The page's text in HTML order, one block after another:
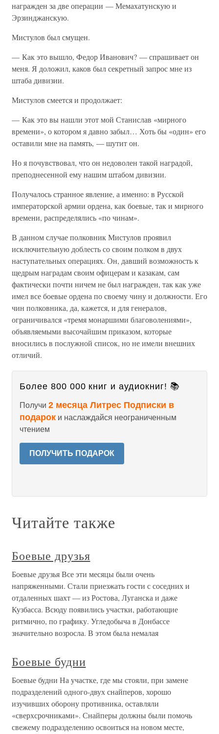
награжден за две операции — Мемахатунскую и
Эрзинджанскую.
Мистулов был смущен.
— Как это вышло, Федор Иванович? — спрашивает он
меня. Я доложил, каков был секретный запрос мне из
штаба дивизии.
Мистулов смеется и продолжает:
— Как это вы нашли этот мой Станислав «мирного
времени», о котором я давно забыл… Хоть бы «один» его
оставили мне на память, — шутит он.
Но я почувствовал, что он недоволен такой наградой,
преподнесенной ему нашим штабом дивизии.
Получалось странное явление, а именно: в Русской
императорской армии ордена, как боевые, так и мирного
времени, распределялись «по чинам».
В данном случае полковник Мистулов проявил
исключительную доблесть со своим полком в двух
наступательных операциях. Он, давший возможность к
щедрым наградам своим офицерам и казакам, сам
фактически почти ничем не был награжден, так как уже
имел все боевые ордена по своему чину и должности. Его
чин полковника, да, кажется, и для генералов,
ограничивался «тремя монаршими благоволениями»,
объявляемыми высочайшим приказом, которые
вносились в послужной список, но не имели внешних
отличий.
Более 800 000 книг и аудиокниг! 📚
Получи 2 месяца Литрес Подписки в
подарок и наслаждайся неограниченным
чтением
ПОЛУЧИТЬ ПОДАРОК
Читайте также
Боевые друзья
Боевые друзья Все эти месяцы были очень
напряженными. Стали приезжать гости с соседних и
отдаленных шахт — из Ростова, Луганска и даже
Кузбасса. Всюду появились участки, работающие
ритмично, по графику. Угледобыча в Донбассе
значительно возросла. В этом была немалая
Боевые будни
Боевые будни На участке, где мы стояли, при замене
подразделений одного-двух снайперов, хорошо
изучивших оборону противника, оставляли
«сверхсрочниками». Снайперы должны были помочь
свежему подразделению освоиться на новом месте,